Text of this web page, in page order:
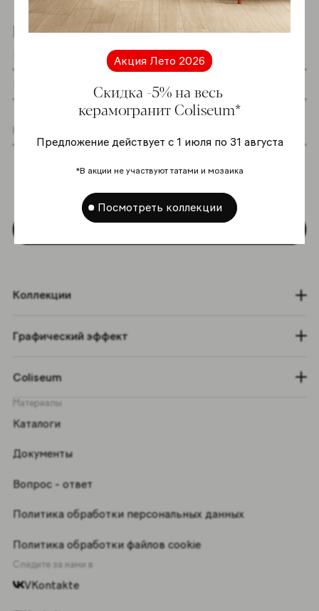
Акция Лето 2026
Скидка -5% на весь
керамогранит Coliseum*
Предложение действует с 1 июля по 31 августа
*В акции не участвуют татами и мозаика
Посмотреть коллекции
Подпишитесь на новостную рассылку
Я даю согласие на хранение и обработку
моих персональных данных согласно
Политике в отношении обработки
персональных данных*
Коллекции
Графический эффект
Coliseum
Материалы
Каталоги
Документы
Вопрос - ответ
Политика обработки персональных данных
Политика обработки файлов cookie
Следите за нами в
VKontakte